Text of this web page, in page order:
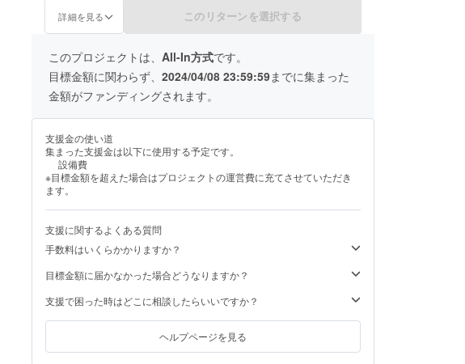
詳細を見る このリターンを選択する
このプロジェクトは、 All-In方式です。
目標金額に関わらず、 2024/04/08 23:59:59までに集まった
金額がファンディングされます。
支援金の使い道
集まった支援金は以下に使用する予定です。
設備費
※目標金額を超えた場合はプロジェクトの運営費に充てさせていただき
ます。
支援に関するよくある質問
手数料はいくらかかりますか？
目標金額に届かなかった場合どうなりますか？
支援で困った時はどこに相談したらいいですか？
ヘルプページを見る